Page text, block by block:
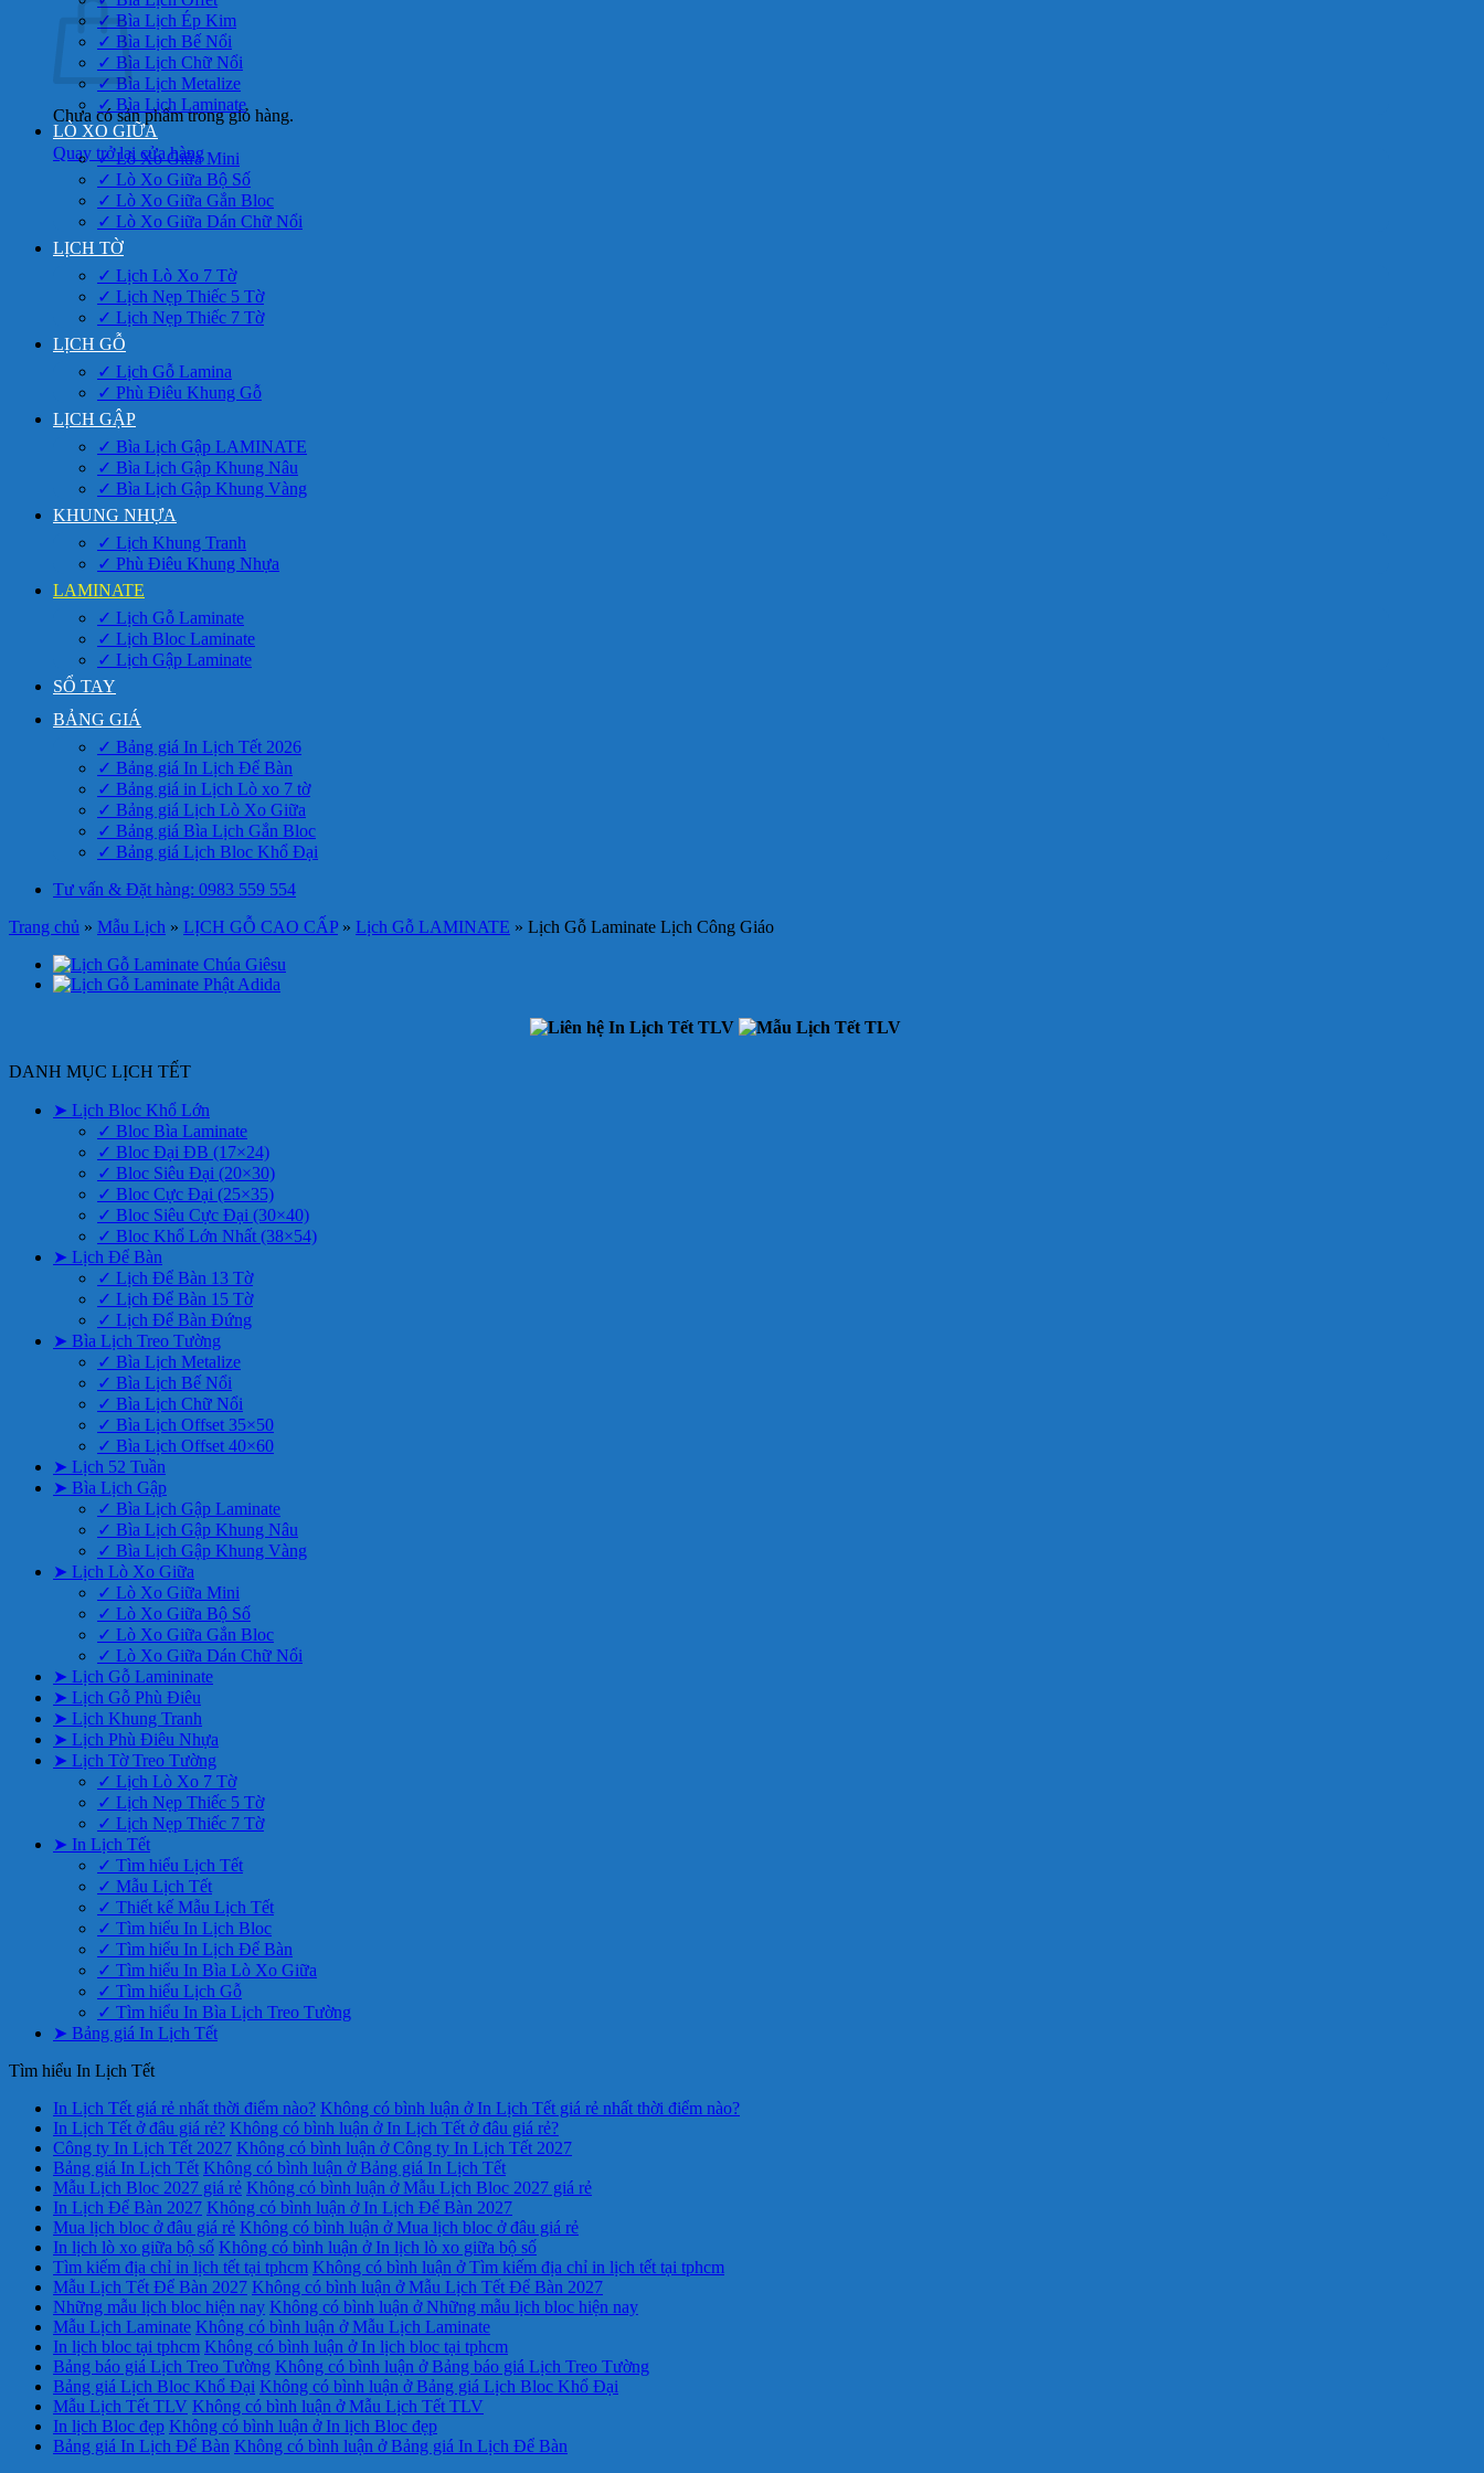
Chưa có sản phẩm trong giỏ hàng.
Quay trở lại cửa hàng
✓ Bìa Lịch Ép Kim
✓ Bìa Lịch Bế Nổi
✓ Bìa Lịch Chữ Nổi
✓ Bìa Lịch Metalize
✓ Bìa Lịch Laminate
LÒ XO GIỮA
✓ Lò Xo Giữa Mini
✓ Lò Xo Giữa Bộ Số
✓ Lò Xo Giữa Gắn Bloc
✓ Lò Xo Giữa Dán Chữ Nổi
LỊCH TỜ
✓ Lịch Lò Xo 7 Tờ
✓ Lịch Nẹp Thiếc 5 Tờ
✓ Lịch Nẹp Thiếc 7 Tờ
LỊCH GỖ
✓ Lịch Gỗ Lamina
✓ Phù Điêu Khung Gỗ
LỊCH GẬP
✓ Bìa Lịch Gập LAMINATE
✓ Bìa Lịch Gập Khung Nâu
✓ Bìa Lịch Gập Khung Vàng
KHUNG NHỰA
✓ Lịch Khung Tranh
✓ Phù Điêu Khung Nhựa
LAMINATE
✓ Lịch Gỗ Laminate
✓ Lịch Bloc Laminate
✓ Lịch Gập Laminate
SỔ TAY
BẢNG GIÁ
✓ Bảng giá In Lịch Tết 2026
✓ Bảng giá In Lịch Để Bàn
✓ Bảng giá in Lịch Lò xo 7 tờ
✓ Bảng giá Lịch Lò Xo Giữa
✓ Bảng giá Bìa Lịch Gắn Bloc
✓ Bảng giá Lịch Bloc Khổ Đại
Tư vấn & Đặt hàng: 0983 559 554
Trang chủ » Mẫu Lịch » LỊCH GỖ CAO CẤP » Lịch Gỗ LAMINATE » Lịch Gỗ Laminate Lịch Công Giáo
DANH MỤC LỊCH TẾT
➤ Lịch Bloc Khổ Lớn
✓ Bloc Bìa Laminate
✓ Bloc Đại ĐB (17×24)
✓ Bloc Siêu Đại (20×30)
✓ Bloc Cực Đại (25×35)
✓ Bloc Siêu Cực Đại (30×40)
✓ Bloc Khổ Lớn Nhất (38×54)
➤ Lịch Để Bàn
✓ Lịch Để Bàn 13 Tờ
✓ Lịch Để Bàn 15 Tờ
✓ Lịch Để Bàn Đứng
➤ Bìa Lịch Treo Tường
✓ Bìa Lịch Metalize
✓ Bìa Lịch Bế Nổi
✓ Bìa Lịch Chữ Nổi
✓ Bìa Lịch Offset 35×50
✓ Bìa Lịch Offset 40×60
➤ Lịch 52 Tuần
➤ Bìa Lịch Gập
✓ Bìa Lịch Gập Laminate
✓ Bìa Lịch Gập Khung Nâu
✓ Bìa Lịch Gập Khung Vàng
➤ Lịch Lò Xo Giữa
✓ Lò Xo Giữa Mini
✓ Lò Xo Giữa Bộ Số
✓ Lò Xo Giữa Gắn Bloc
✓ Lò Xo Giữa Dán Chữ Nổi
➤ Lịch Gỗ Lamininate
➤ Lịch Gỗ Phù Điêu
➤ Lịch Khung Tranh
➤ Lịch Phù Điêu Nhựa
➤ Lịch Tờ Treo Tường
✓ Lịch Lò Xo 7 Tờ
✓ Lịch Nẹp Thiếc 5 Tờ
✓ Lịch Nẹp Thiếc 7 Tờ
➤ In Lịch Tết
✓ Tìm hiểu Lịch Tết
✓ Mẫu Lịch Tết
✓ Thiết kế Mẫu Lịch Tết
✓ Tìm hiểu In Lịch Bloc
✓ Tìm hiểu In Lịch Để Bàn
✓ Tìm hiểu In Bìa Lò Xo Giữa
✓ Tìm hiểu Lịch Gỗ
✓ Tìm hiểu In Bìa Lịch Treo Tường
➤ Bảng giá In Lịch Tết
Tìm hiểu In Lịch Tết
In Lịch Tết giá rẻ nhất thời điểm nào? Không có bình luận ở In Lịch Tết giá rẻ nhất thời điểm nào?
In Lịch Tết ở đâu giá rẻ? Không có bình luận ở In Lịch Tết ở đâu giá rẻ?
Công ty In Lịch Tết 2027 Không có bình luận ở Công ty In Lịch Tết 2027
Bảng giá In Lịch Tết Không có bình luận ở Bảng giá In Lịch Tết
Mẫu Lịch Bloc 2027 giá rẻ Không có bình luận ở Mẫu Lịch Bloc 2027 giá rẻ
In Lịch Để Bàn 2027 Không có bình luận ở In Lịch Để Bàn 2027
Mua lịch bloc ở đâu giá rẻ Không có bình luận ở Mua lịch bloc ở đâu giá rẻ
In lịch lò xo giữa bộ số Không có bình luận ở In lịch lò xo giữa bộ số
Tìm kiếm địa chỉ in lịch tết tại tphcm Không có bình luận ở Tìm kiếm địa chỉ in lịch tết tại tphcm
Mẫu Lịch Tết Để Bàn 2027 Không có bình luận ở Mẫu Lịch Tết Để Bàn 2027
Những mẫu lịch bloc hiện nay Không có bình luận ở Những mẫu lịch bloc hiện nay
Mẫu Lịch Laminate Không có bình luận ở Mẫu Lịch Laminate
In lịch bloc tại tphcm Không có bình luận ở In lịch bloc tại tphcm
Bảng báo giá Lịch Treo Tường Không có bình luận ở Bảng báo giá Lịch Treo Tường
Bảng giá Lịch Bloc Khổ Đại Không có bình luận ở Bảng giá Lịch Bloc Khổ Đại
Mẫu Lịch Tết TLV Không có bình luận ở Mẫu Lịch Tết TLV
In lịch Bloc đẹp Không có bình luận ở In lịch Bloc đẹp
Bảng giá In Lịch Để Bàn Không có bình luận ở Bảng giá In Lịch Để Bàn